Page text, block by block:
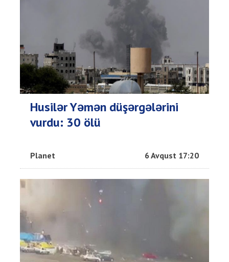
Husilər Yəmən düşərgələrini
vurdu: 30 ölü
Planet 6 Avqust 17:20